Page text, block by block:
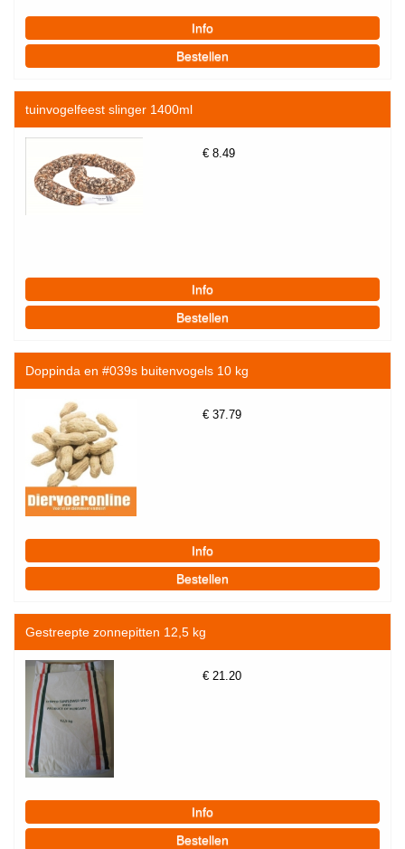
tuinvogelfeest slinger 1400ml
€ 8.49
Doppinda en #039s buitenvogels 10 kg
€ 37.79
Gestreepte zonnepitten 12,5 kg
€ 21.20